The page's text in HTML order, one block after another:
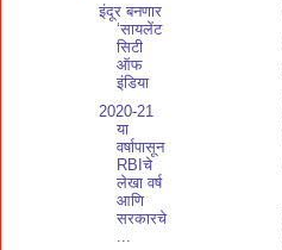
इंदूर बनणार
‘सायलेंट
सिटी
ऑफ
इंडिया
2020-21
या
वर्षापासून
RBIचे
लेखा वर्ष
आणि
सरकारचे
...